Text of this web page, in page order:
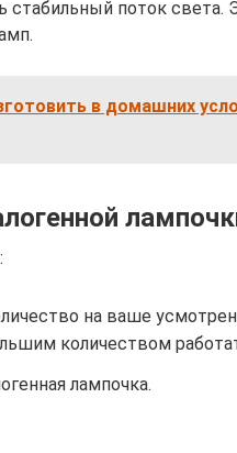
стабильный поток света.
в домашних
на ваше
количеством
лампочка.